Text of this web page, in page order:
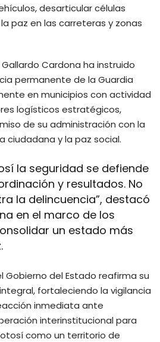
desarticular células
paz en las carreteras y zonas
Cardona ha instruido
permanente de la Guardia
en municipios con actividad
logísticos estratégicos,
de su administración con la
ciudadana y la paz social.
la seguridad se defiende
y resultados. No
la delincuencia”, destacó
en el marco de los
un estado más
Gobierno del Estado reafirma su
fortaleciendo la vigilancia
inmediata ante
interinstitucional para
como un territorio de